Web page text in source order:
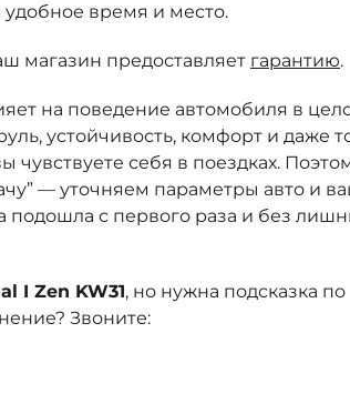
время и место.
магазин предоставляет гарантию.
на поведение автомобиля в
устойчивость, комфорт и даже
чувствуете себя в поездках.
— уточняем параметры авто и
подошла с первого раза и без
I Zen KW31, но нужна подсказка по
Звоните: